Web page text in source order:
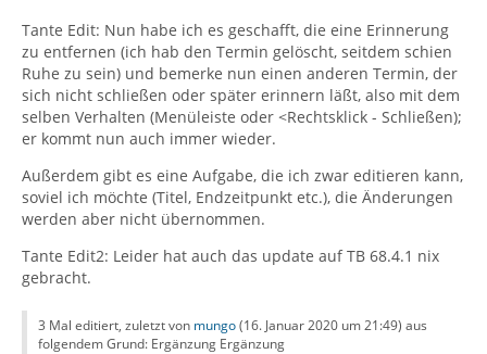
Tante Edit: Nun habe ich es geschafft, die eine Erinnerung
zu entfernen (ich hab den Termin gelöscht, seitdem schien
Ruhe zu sein) und bemerke nun einen anderen Termin, der
sich nicht schließen oder später erinnern läßt, also mit dem
selben Verhalten (Menüleiste oder <Rechtsklick - Schließen);
er kommt nun auch immer wieder.
Außerdem gibt es eine Aufgabe, die ich zwar editieren kann,
soviel ich möchte (Titel, Endzeitpunkt etc.), die Änderungen
werden aber nicht übernommen.
Tante Edit2: Leider hat auch das update auf TB 68.4.1 nix
gebracht.
3 Mal editiert, zuletzt von mungo(16. Januar 2020 um 21:49) aus
folgendem Grund: Ergänzung Ergänzung